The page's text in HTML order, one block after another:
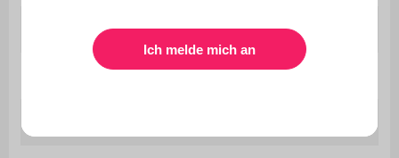
B 20 x T 31,5 x H 38cm
B 36 x T 31,5 x H 61cm